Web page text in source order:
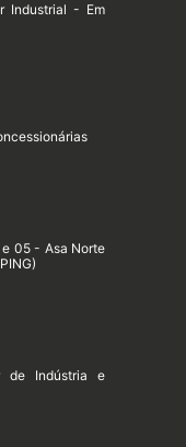
Industrial - Em
05 - Asa Norte
Indústria e